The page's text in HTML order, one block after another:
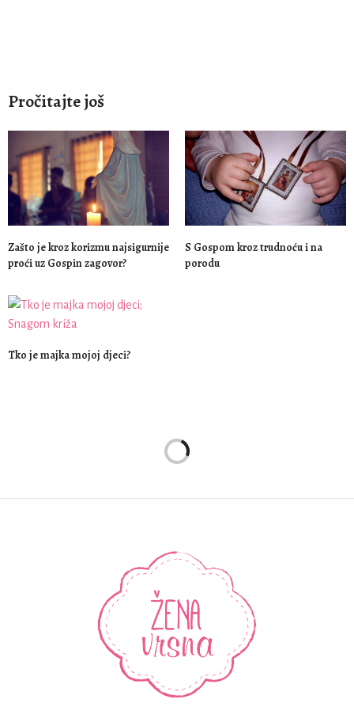
Pročitajte još
Zašto je kroz korizmu najsigurnije
proći uz Gospin zagovor?
S Gospom kroz trudnoću i na
porodu
Tko je majka mojoj djeci?